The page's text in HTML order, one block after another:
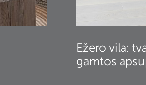
Ežero vila:
gamtos